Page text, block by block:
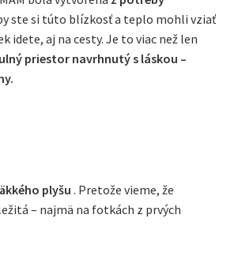
ste si túto blízkosť a teplo mohli vziať
idete, aj na cesty. Je to viac než len
priestor navrhnutý s láskou –
plyšu . Pretože vieme, že
– najmä na fotkách z prvých